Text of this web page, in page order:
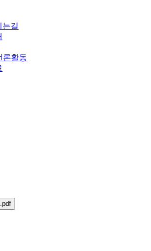
는길
론활동